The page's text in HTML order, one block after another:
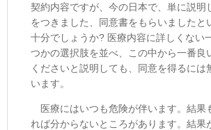
契約内容ですが、今の日本で、単に説明
をつきました、同意書をもらいましたと
十分でしょうか? 医療内容に詳しくない
つかの選択肢を並べ、この中から一番良
くださいと説明しても、同意を得るには
います。
医療にはいつも危険が伴います。結果
れば分からないところがあります。結果